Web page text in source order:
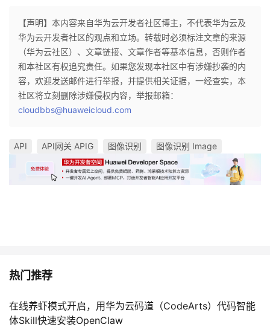
【声明】本内容来自华为云开发者社区博主，不代表华为云及
华为云开发者社区的观点和立场。转载时必须标注文章的来源
（华为云社区）、文章链接、文章作者等基本信息，否则作者
和本社区有权追究责任。如果您发现本社区中有涉嫌抄袭的内
容，欢迎发送邮件进行举报，并提供相关证据，一经查实，本
社区将立刻删除涉嫌侵权内容，举报邮箱：
cloudbbs@huaweicloud.com
API API网关 APIG 图像识别 图像识别 Image
热门推荐
在线养虾模式开启，用华为云码道（CodeArts）代码智能
体Skill快速安装OpenClaw